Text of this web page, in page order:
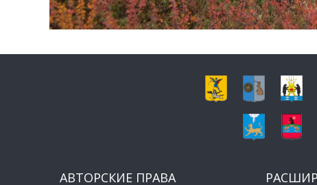
АВТОРСКИЕ ПРАВА